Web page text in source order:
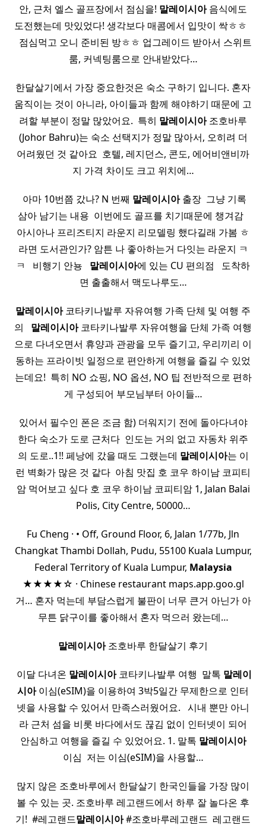
안, 근처 엘스 골프장에서 점심을! 말레이시아음식에도
도전했는데 맛있었다! 생각보다 매콤에서 입맛이 싹ㅎㅎ ​ ​
​ ​ 점심먹고 오니 준비된 방ㅎㅎ 업그레이드 받아서 스위트
룸, 커넥팅룸으로 안내받았다…
한달살기에서 가장 중요한것은 숙소 구하기 입니다. 혼자
움직이는 것이 아니라, 아이들과 함께 해야하기 때문에 고
려할 부분이 정말 많았어요. ​ 특히 말레이시아조호바루
(Johor Bahru)는 숙소 선택지가 정말 많아서, 오히려 더
어려웠던 것 같아요 ​ 호텔, 레지던스, 콘도, 에어비앤비까
지 가격 차이도 크고 위치에…
​ 아마 10번쯤 갔나? N 번째 말레이시아출장 ​ 그냥 기록
삼아 남기는 내용 ​ 이번에도 골프를 치기때문에 챙겨감 ​ ​
아시아나 프리즈티지 라운지 리모델링 했다길래 가봄 ㅎ
라면 도서관인가? 암튼 나 좋아하는거 다잇는 라운지 ㅋ
ㅋ ​ ​ 비행기 안뇽 ​ ​ 말레이시아에 있는 CU 편의점 ​ ​ 도착하
면 출출해서 맥도나루도…
말레이시아코타키나발루 자유여행 가족 단체 및 여행 주
의 ​ ​ 말레이시아코타키나발루 자유여행을 단체 가족 여행
으로 다녀오면서 휴양과 관광을 모두 즐기고, 우리끼리 이
동하는 프라이빗 일정으로 편안하게 여행을 즐길 수 있었
는데요! ​ 특히 NO 쇼핑, NO 옵션, NO 팁 전반적으로 편하
게 구성되어 부모님부터 아이들…
있어서 필수인 폰은 조금 함) 더워지기 전에 돌아다녀야
한다 숙소가 도로 근처다 ​ 인도는 거의 없고 자동차 위주
의 도로..1!! 페낭에 갔을 때도 그랬는데 말레이시아는 이
런 벽화가 많은 것 같다 ​ 아침 맛집 호 코우 하이남 코피티
암 먹어보고 싶다 호 코우 하이남 코피티암 1, Jalan Balai
Polis, City Centre, 50000…
Fu Cheng · • Off, Ground Floor, 6, Jalan 1/77b, Jln
Changkat Thambi Dollah, Pudu, 55100 Kuala Lumpur,
Federal Territory of Kuala Lumpur, Malaysia
★★★★☆ · Chinese restaurant maps.app.goo.gl
거… 혼자 먹는데 부담스럽게 불판이 너무 큰거 아닌가 아
무튼 닭구이를 좋아해서 혼자 먹으러 왔는데…
말레이시아조호바루 한달살기 후기
​ 이달 다녀온 말레이시아코타키나발루 여행 ​ 말톡 말레이
시아이심(eSIM)을 이용하여 3박5일간 무제한으로 인터
넷을 사용할 수 있어서 만족스러웠어요. ​ ​ 시내 뿐만 아니
라 근처 섬을 비롯 바다에서도 끊김 없이 인터넷이 되어
안심하고 여행을 즐길 수 있었어요. 1. 말톡 말레이시아
이심 ​ 저는 이심(eSIM)을 사용할…
많지 않은 조호바루에서 한달살기 한국인들을 가장 많이
볼 수 있는 곳. 조호바루 레고랜드에서 하루 잘 놀다온 후
기! ​ #레고랜드말레이시아#조호바루레고랜드 ​ 레고랜드